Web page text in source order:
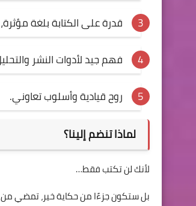
قدرة على الكتابة بلغة
فهم جيد لأدوات النشر
روح قيادية وأسلوب تعاوني.
لماذا تنضم إلينا؟
لأنك لن تكتب فقط…
بل ستكون جزءًا من حكاية خير، تمضي من